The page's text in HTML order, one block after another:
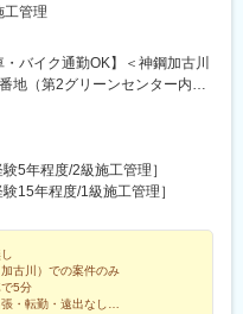
工管理
バイク通勤OK】＜神鋼加古川
地（第2グリーンセンター内）
田401番地◎神鋼加古川営業所
、平成建設の本社より車で５
5年程度/2級施工管理］
15年程度/1級施工管理］
古川）での案件のみ
5分
・転勤・遠出なし